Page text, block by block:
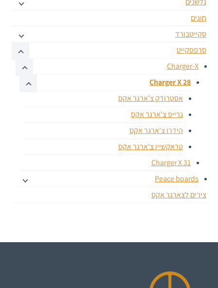
חוגים
סקייטבורד
סרפסקייט
Charger-X
Charger X 28
אסטרודק צ'ארגר אקס
גרייפ צ'ארגר אקס
הידרו צ'ארגר אקס
טראקשיין צ'ארגר אקס
Charger X 31
Peace boards
צירים לצארגר אקס